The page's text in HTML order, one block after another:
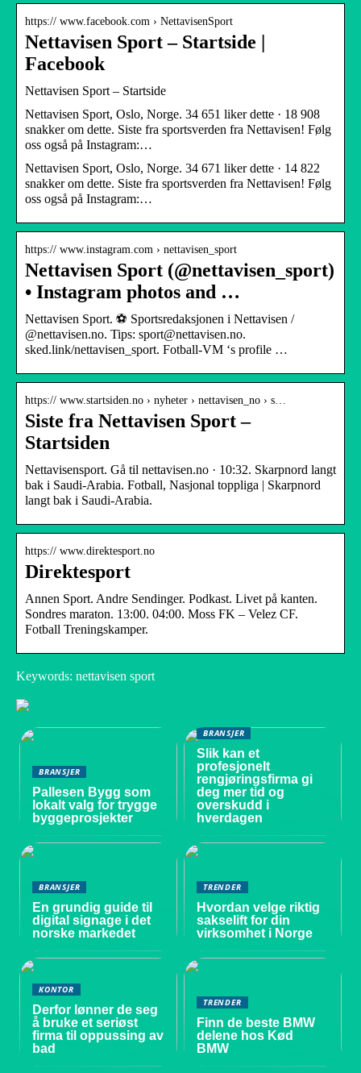
https:// www.facebook.com › NettavisenSport
Nettavisen Sport – Startside |
Facebook
Nettavisen Sport – Startside
Nettavisen Sport, Oslo, Norge. 34 651 liker dette · 18 908
snakker om dette. Siste fra sportsverden fra Nettavisen! Følg
oss også på Instagram:…
Nettavisen Sport, Oslo, Norge. 34 671 liker dette · 14 822
snakker om dette. Siste fra sportsverden fra Nettavisen! Følg
oss også på Instagram:…
https:// www.instagram.com › nettavisen_sport
Nettavisen Sport (@nettavisen_sport)
• Instagram photos and …
Nettavisen Sport. ⚽️ Sportsredaksjonen i Nettavisen /
@nettavisen.no. Tips: sport@nettavisen.no.
sked.link/nettavisen_sport. Fotball-VM ‘s profile …
https:// www.startsiden.no › nyheter › nettavisen_no › s…
Siste fra Nettavisen Sport –
Startsiden
Nettavisensport. Gå til nettavisen.no · 10:32. Skarpnord langt
bak i Saudi-Arabia. Fotball, Nasjonal toppliga | Skarpnord
langt bak i Saudi-Arabia.
https:// www.direktesport.no
Direktesport
Annen Sport. Andre Sendinger. Podkast. Livet på kanten.
Sondres maraton. 13:00. 04:00. Moss FK – Velez CF.
Fotball Treningskamper.
Keywords: nettavisen sport
BRANSJER
Pallesen Bygg som
lokalt valg for trygge
byggeprosjekter
BRANSJER
Slik kan et
profesjonelt
rengjøringsfirma gi
deg mer tid og
overskudd i
hverdagen
BRANSJER
En grundig guide til
digital signage i det
norske markedet
TRENDER
Hvordan velge riktig
sakselift for din
virksomhet i Norge
KONTOR
Derfor lønner de seg
å bruke et seriøst
firma til oppussing av
bad
TRENDER
Finn de beste BMW
delene hos Kød
BMW